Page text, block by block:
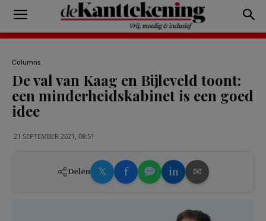
Columns
De val van Kaag en Bijleveld toont:
een minderheidskabinet is een goed
idee
21 SEPTEMBER 2021, 08:51
Delen 𝕏 f in ✉